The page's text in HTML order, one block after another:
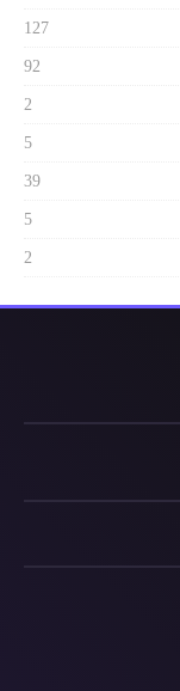
127
92
2
5
39
5
2